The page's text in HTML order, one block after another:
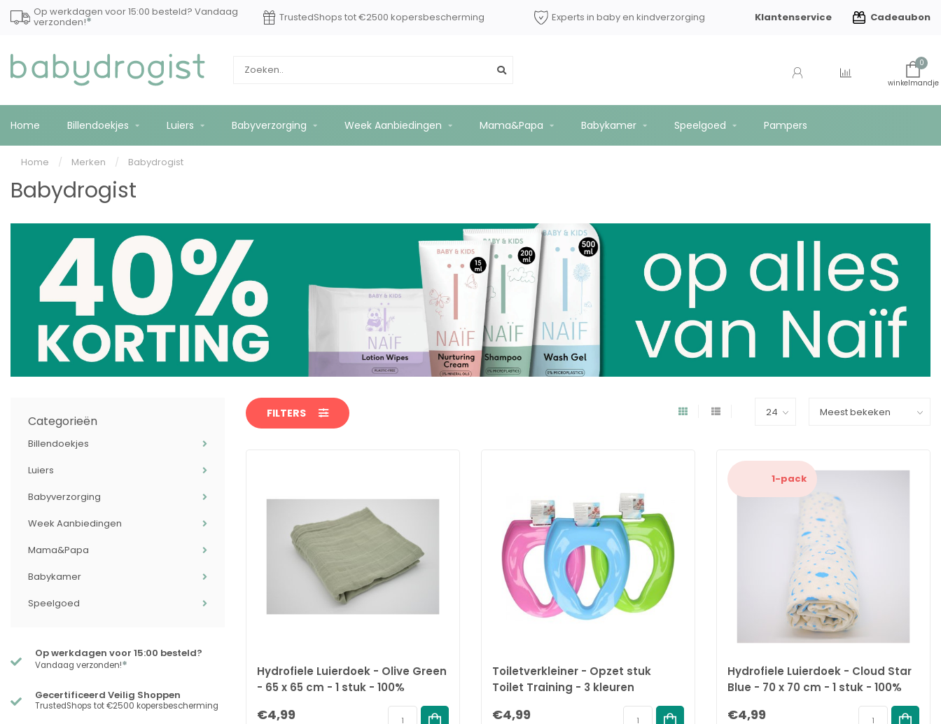
Op werkdagen voor 15:00 besteld? Vandaag
verzonden!* TrustedShops tot €2500 kopersbescherming Experts in baby en kindverzorging Gratis verzending vanaf €75
Klantenservice Cadeaubon
0
Home Billendoekjes Luiers Babyverzorging Week Aanbiedingen Mama&Papa Babykamer Speelgoed Pampers
Home / Merken / Babydrogist
Babydrogist
Categorieën
Billendoekjes
Luiers
Babyverzorging
Week Aanbiedingen
Mama&Papa
Babykamer
Speelgoed
Op werkdagen voor 15:00 besteld?
Vandaag verzonden!*
Gecertificeerd Veilig Shoppen
TrustedShops tot €2500 kopersbescherming
FILTERS
Hydrofiele Luierdoek - Olive Green
- 65 x 65 cm - 1 stuk - 100%
€4,99
Toiletverkleiner - Opzet stuk
Toilet Training - 3 kleuren
€4,99
1-pack
Hydrofiele Luierdoek - Cloud Star
Blue - 70 x 70 cm - 1 stuk - 100%
€4,99